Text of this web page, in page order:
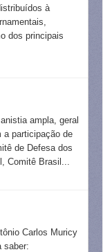
à
dos principais
ampla, geral
a participação de
de Defesa dos
Comitê Brasil...
Carlos Muricy
saber: